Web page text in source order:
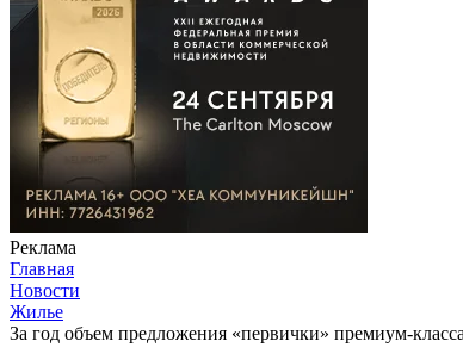
Реклама
Главная
Новости
Жилье
За год объем предложения «первички» премиум-